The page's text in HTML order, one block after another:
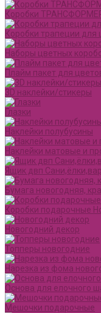
Коробки
Коробки трапеции для
Наборы цветных
Плайм пакет для
3D наклейки/стикеры
Глазки
Наклейки полубусины
Наклейки матовые и
Ящик двп
Бумага новогодняя,
Коробки подарочные
Новогодний декор
Топперы новогодние
Нарезка из фома
Основа для елочного
Мешочки подарочные